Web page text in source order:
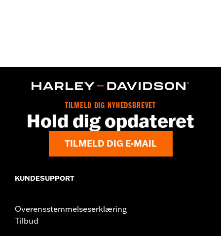
TILMELD DIG NYHEDSBREVET
Hold dig opdateret
TILMELD DIG E-MAIL
KUNDESUPPORT
Overensstemmelseserklæring
Tilbud